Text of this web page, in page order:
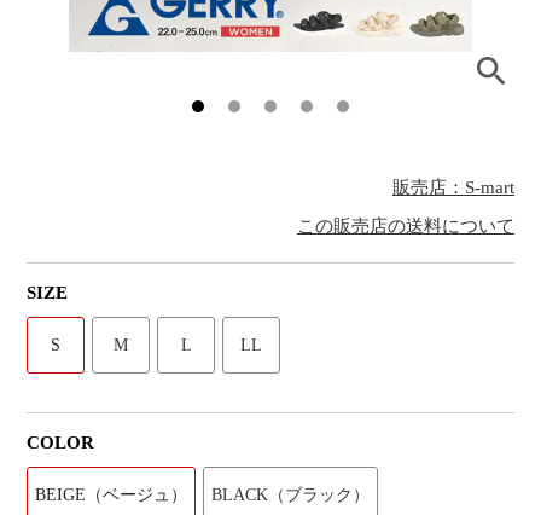
販売店：S-mart
この販売店の送料について
SIZE
S M L LL
COLOR
BEIGE（ベージュ） BLACK（ブラック）